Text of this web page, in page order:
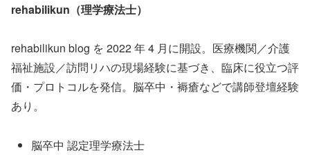
rehabilikun（理学療法士）
rehabilikun blog を 2022 年 4 月に開設。医療機関／介護
福祉施設／訪問リハの現場経験に基づき、臨床に役立つ評
価・プロトコルを発信。脳卒中・褥瘡などで講師登壇経験
あり。
脳卒中 認定理学療法士